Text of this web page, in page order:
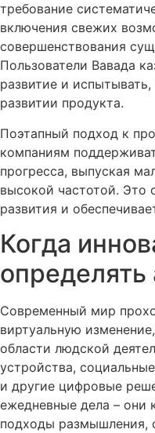
требование
включения свежих
совершенствования
Пользователи Вавада
развитие и
развитии продукта.
Поэтапный подход к
компаниям
прогресса, выпуская
высокой частотой. Это
развития и
Когда
определять
Современный мир
виртуальную
области людской
устройства,
и другие цифровые
ежедневные дела – они
подходы размышления,